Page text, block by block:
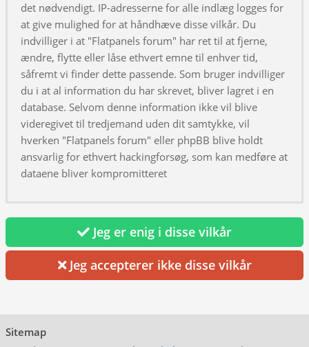
det nødvendigt. IP-adresserne for alle indlæg logges for
at give mulighed for at håndhæve disse vilkår. Du
indvilliger i at "Flatpanels forum" har ret til at fjerne,
ændre, flytte eller låse ethvert emne til enhver tid,
såfremt vi finder dette passende. Som bruger indvilliger
du i at al information du har skrevet, bliver lagret i en
database. Selvom denne information ikke vil blive
videregivet til tredjemand uden dit samtykke, vil
hverken "Flatpanels forum" eller phpBB blive holdt
ansvarlig for ethvert hackingforsøg, som kan medføre at
dataene bliver kompromitteret
Jeg er enig i disse vilkår
Jeg accepterer ikke disse vilkår
Sitemap